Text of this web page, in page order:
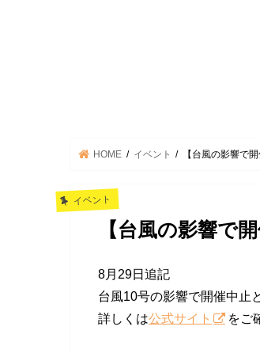
HOME イベント 【台風の影響で
イベント
【台風の影響で
8月29日追記
台風10号の影響で開催中止
詳しくは公式サイト をご